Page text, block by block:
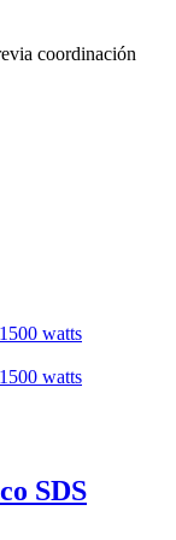
coordinación
SDS